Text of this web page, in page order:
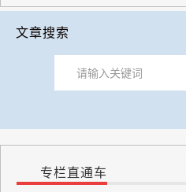
文章搜索
专栏直通车